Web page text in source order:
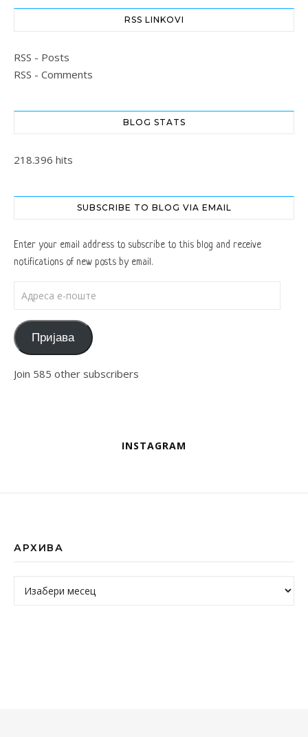
RSS LINKOVI
RSS - Posts
RSS - Comments
BLOG STATS
218.396 hits
SUBSCRIBE TO BLOG VIA EMAIL
Enter your email address to subscribe to this blog and receive
notifications of new posts by email.
Пријава
Join 585 other subscribers
INSTAGRAM
АРХИВА
Архива